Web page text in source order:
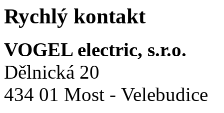
Rychlý kontakt
VOGEL electric, s.r.o.
Dělnická 20
434 01 Most - Velebudice